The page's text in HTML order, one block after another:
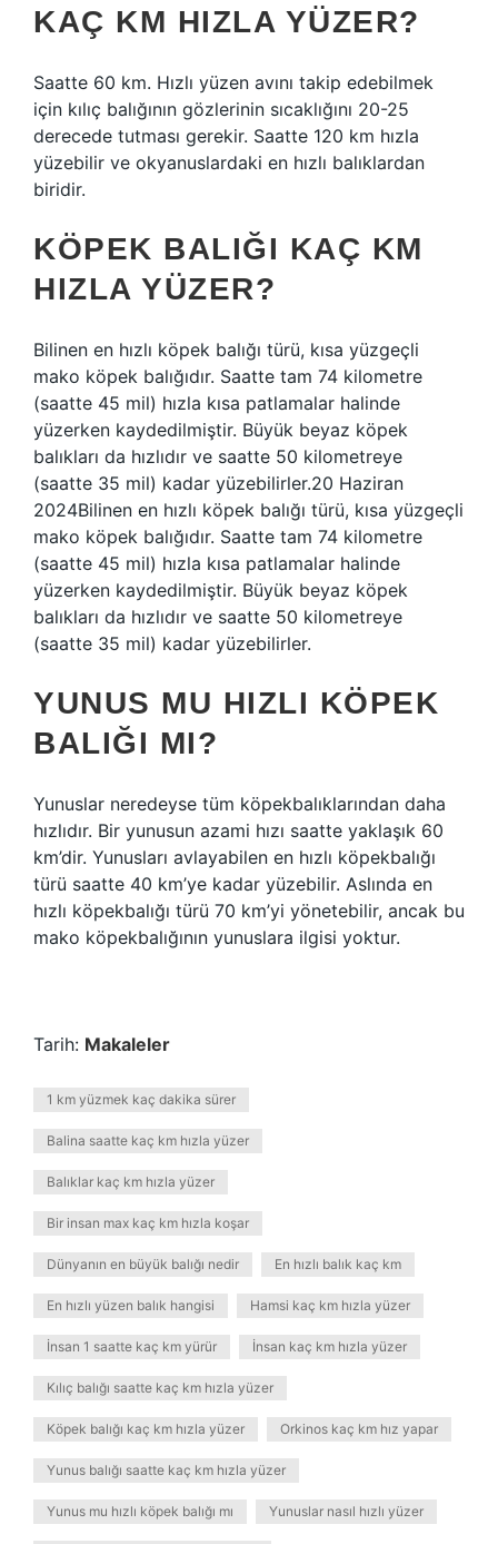
KAÇ KM HIZLA YÜZER?
Saatte 60 km. Hızlı yüzen avını takip edebilmek
için kılıç balığının gözlerinin sıcaklığını 20-25
derecede tutması gerekir. Saatte 120 km hızla
yüzebilir ve okyanuslardaki en hızlı balıklardan
biridir.
KÖPEK BALIĞI KAÇ KM
HIZLA YÜZER?
Bilinen en hızlı köpek balığı türü, kısa yüzgeçli
mako köpek balığıdır. Saatte tam 74 kilometre
(saatte 45 mil) hızla kısa patlamalar halinde
yüzerken kaydedilmiştir. Büyük beyaz köpek
balıkları da hızlıdır ve saatte 50 kilometreye
(saatte 35 mil) kadar yüzebilirler.20 Haziran
2024Bilinen en hızlı köpek balığı türü, kısa yüzgeçli
mako köpek balığıdır. Saatte tam 74 kilometre
(saatte 45 mil) hızla kısa patlamalar halinde
yüzerken kaydedilmiştir. Büyük beyaz köpek
balıkları da hızlıdır ve saatte 50 kilometreye
(saatte 35 mil) kadar yüzebilirler.
YUNUS MU HIZLI KÖPEK
BALIĞI MI?
Yunuslar neredeyse tüm köpekbalıklarından daha
hızlıdır. Bir yunusun azami hızı saatte yaklaşık 60
km’dir. Yunusları avlayabilen en hızlı köpekbalığı
türü saatte 40 km’ye kadar yüzebilir. Aslında en
hızlı köpekbalığı türü 70 km’yi yönetebilir, ancak bu
mako köpekbalığının yunuslara ilgisi yoktur.
Tarih: Makaleler
1 km yüzmek kaç dakika sürer
Balina saatte kaç km hızla yüzer
Balıklar kaç km hızla yüzer
Bir insan max kaç km hızla koşar
Dünyanın en büyük balığı nedir En hızlı balık kaç km
En hızlı yüzen balık hangisi Hamsi kaç km hızla yüzer
İnsan 1 saatte kaç km yürür İnsan kaç km hızla yüzer
Kılıç balığı saatte kaç km hızla yüzer
Köpek balığı kaç km hızla yüzer Orkinos kaç km hız yapar
Yunus balığı saatte kaç km hızla yüzer
Yunus mu hızlı köpek balığı mı Yunuslar nasıl hızlı yüzer